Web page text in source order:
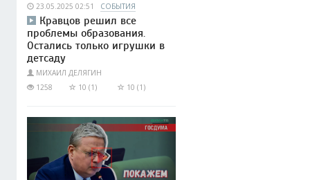
23.05.2025 02:51 СОБЫТИЯ
Кравцов решил все
проблемы образования.
Остались только игрушки в
детсаду
МИХАИЛ ДЕЛЯГИН
1258
10 (1) 10 (1)